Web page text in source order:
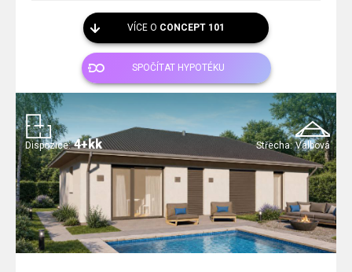
VÍCE O CONCEPT 101
SPOČÍTAT HYPOTÉKU
Střecha: Valbová
Dispozice: 4+kk